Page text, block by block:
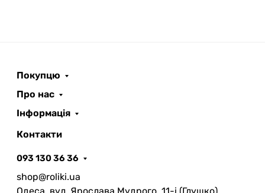
Покупцю
Про нас
Інформація
Контакти
093 130 36 36
shop@roliki.ua